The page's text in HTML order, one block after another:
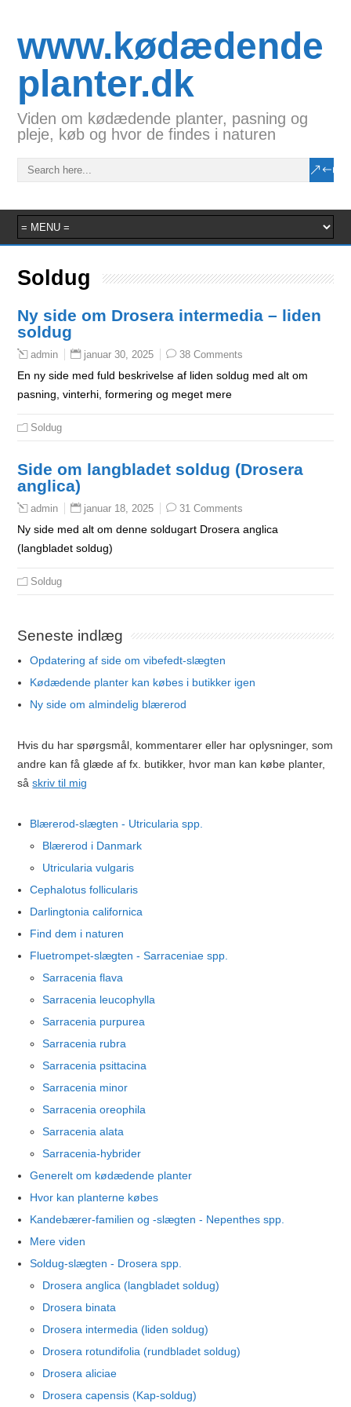
www.kødædende
planter.dk
Viden om kødædende planter, pasning og
pleje, køb og hvor de findes i naturen
Soldug
Ny side om Drosera intermedia – liden
soldug
admin januar 30, 2025 38 Comments
En ny side med fuld beskrivelse af liden soldug med alt om
pasning, vinterhi, formering og meget mere
Soldug
Side om langbladet soldug (Drosera
anglica)
admin januar 18, 2025 31 Comments
Ny side med alt om denne soldugart Drosera anglica
(langbladet soldug)
Soldug
Seneste indlæg
Opdatering af side om vibefedt-slægten
Kødædende planter kan købes i butikker igen
Ny side om almindelig blærerod
Hvis du har spørgsmål, kommentarer eller har oplysninger, som
andre kan få glæde af fx. butikker, hvor man kan købe planter,
såskriv til mig
Blærerod-slægten - Utricularia spp.
Blærerod i Danmark
Utricularia vulgaris
Cephalotus follicularis
Darlingtonia californica
Find dem i naturen
Fluetrompet-slægten - Sarraceniae spp.
Sarracenia flava
Sarracenia leucophylla
Sarracenia purpurea
Sarracenia rubra
Sarracenia psittacina
Sarracenia minor
Sarracenia oreophila
Sarracenia alata
Sarracenia-hybrider
Generelt om kødædende planter
Hvor kan planterne købes
Kandebærer-familien og -slægten - Nepenthes spp.
Mere viden
Soldug-slægten - Drosera spp.
Drosera anglica (langbladet soldug)
Drosera binata
Drosera intermedia (liden soldug)
Drosera rotundifolia (rundbladet soldug)
Drosera aliciae
Drosera capensis (Kap-soldug)